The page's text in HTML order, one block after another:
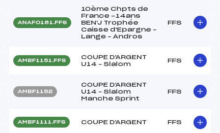
ANAF0161.FFS
10ème Chpts de
France -14ans
BEN'J Trophée
Caisse d'Epargne –
Lange – Andros
FFS
AMBF1151.FFS
COUPE D'ARGENT
U14 – Slalom
FFS
AMBF1152
COUPE D'ARGENT
U14 – Slalom
Manche Sprint
FFS
AMBF1111.FFS COUPE D'ARGENT FFS